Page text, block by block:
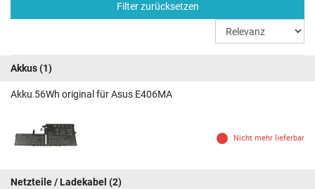
Filter zurücksetzen
Akkus(1)
Akku 56Wh original für Asus E406MA
Nicht mehr lieferbar
Netzteile / Ladekabel (2)